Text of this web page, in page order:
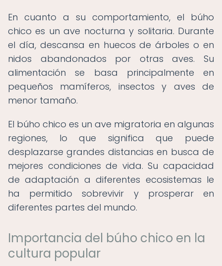
En cuanto a su comportamiento, el búho
chico es un ave nocturna y solitaria. Durante
el día, descansa en huecos de árboles o en
nidos abandonados por otras aves. Su
alimentación se basa principalmente en
pequeños mamíferos, insectos y aves de
menor tamaño.
El búho chico es un ave migratoria en algunas
regiones, lo que significa que puede
desplazarse grandes distancias en busca de
mejores condiciones de vida. Su capacidad
de adaptación a diferentes ecosistemas le
ha permitido sobrevivir y prosperar en
diferentes partes del mundo.
Importancia del búho chico en la
cultura popular